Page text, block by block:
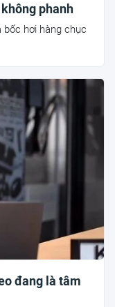
phanh
bốc hơi hàng chục
đang là tâm